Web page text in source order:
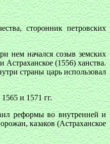
сторонник петровских
нем начался созыв земских
(1556) ханства.
страны царь использовал
и 1571 гг.
реформы во внутренней и
казаков (Астраханское